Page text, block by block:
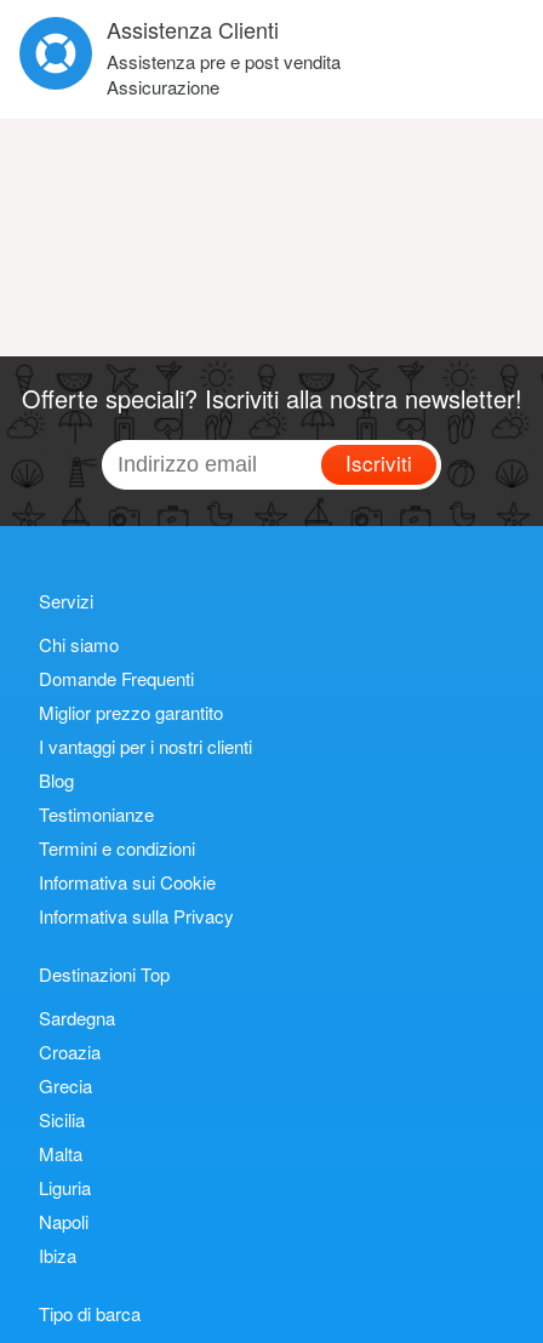
Assistenza Clienti
Assistenza pre e post vendita
Assicurazione
Offerte speciali? Iscriviti alla nostra newsletter!
Iscriviti
Servizi
Chi siamo
Domande Frequenti
Miglior prezzo garantito
I vantaggi per i nostri clienti
Blog
Testimonianze
Termini e condizioni
Informativa sui Cookie
Informativa sulla Privacy
Destinazioni Top
Sardegna
Croazia
Grecia
Sicilia
Malta
Liguria
Napoli
Ibiza
Tipo di barca